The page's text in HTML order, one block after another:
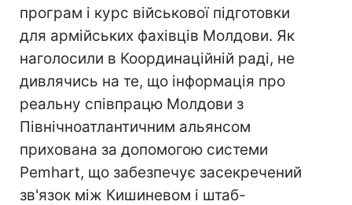
програм і курс військової підготовки
для армійських фахівців Молдови. Як
наголосили в Координаційній раді, не
дивлячись на те, що інформація про
реальну співпрацю Молдови з
Північноатлантичним альянсом
прихована за допомогою системи
Pemhart, що забезпечує засекречений
зв'язок між Кишиневом і штаб-